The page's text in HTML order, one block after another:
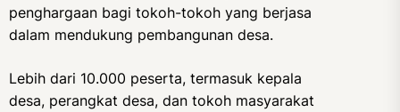
penghargaan bagi tokoh-tokoh yang berjasa
dalam mendukung pembangunan desa.
Lebih dari 10.000 peserta, termasuk kepala
desa, perangkat desa, dan tokoh masyarakat